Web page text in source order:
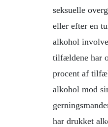
seksuelle
eller efter en
alkohol
tilfældene har
procent af
alkohol mod
har drukket